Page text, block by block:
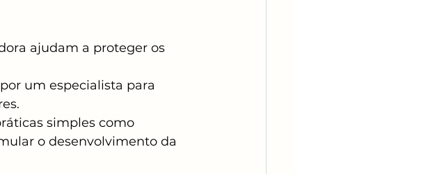
ajudam a proteger os
um especialista para
simples como
o desenvolvimento da